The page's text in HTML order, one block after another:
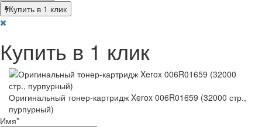
Купить в 1 клик
Купить в 1 клик
Оригинальный тонер-картридж Xerox 006R01659 (32000 стр.,
пурпурный)
Имя*